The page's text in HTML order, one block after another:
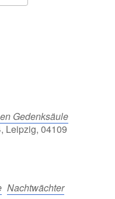
Gedenksäule
Leipzig, 04109
Nachtwächter